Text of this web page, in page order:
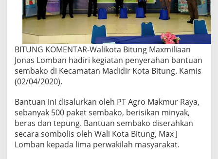
BITUNG KOMENTAR-Walikota Bitung Maxmiliaan
Jonas Lomban hadiri kegiatan penyerahan bantuan
sembako di Kecamatan Madidir Kota Bitung. Kamis
(02/04/2020).
Bantuan ini disalurkan oleh PT Agro Makmur Raya,
sebanyak 500 paket sembako, berisikan minyak,
beras dan tepung. Bantuan sembako diserahkan
secara sombolis oleh Wali Kota Bitung, Max J
Lomban kepada lima perwakilah masyarakat.